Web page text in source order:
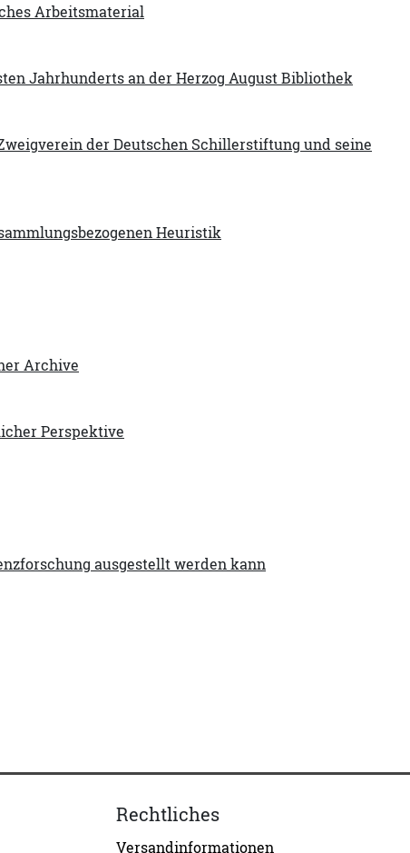
Arbeitsmaterial
Jahrhunderts an der Herzog August Bibliothek
der Deutschen Schillerstiftung und seine
Heuristik
Archive
Perspektive
ausgestellt werden kann
Rechtliches
Versandinformationen